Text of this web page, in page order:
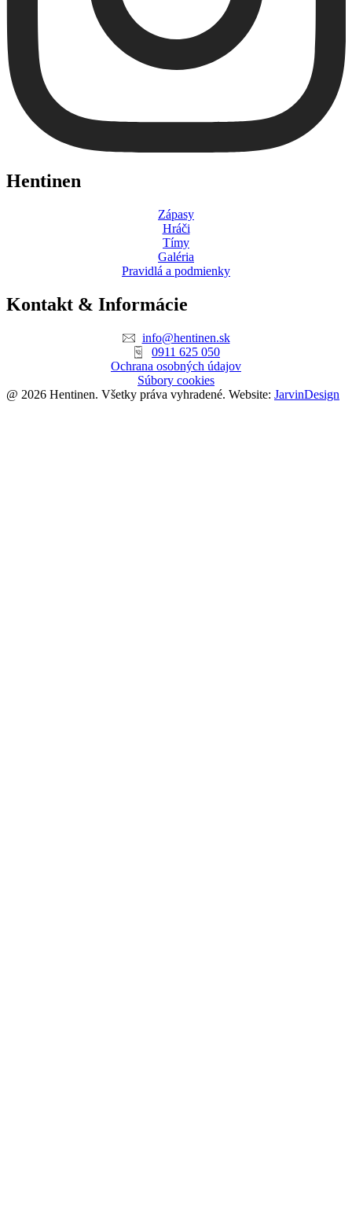
Hentinen
Zápasy
Hráči
Tímy
Galéria
Pravidlá a podmienky
Kontakt & Informácie
info@hentinen.sk
0911 625 050
Ochrana osobných údajov
Súbory cookies
@ 2026 Hentinen. Všetky práva vyhradené. Website: JarvinDesign